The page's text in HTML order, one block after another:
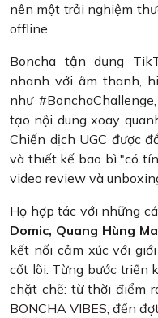
nên một trải nghiệm
offline.
Boncha tận dụng
nhanh với âm thanh,
như
tạo nội dung xoay
Chiến dịch UGC được
và thiết kế bao bì "có
video review và
Họ hợp tác với những
Domic, Quang Hùng
kết nối cảm xúc với
cốt lõi. Từng bước triển
chặt chẽ: từ thời điểm
BONCHA VIBES, đến